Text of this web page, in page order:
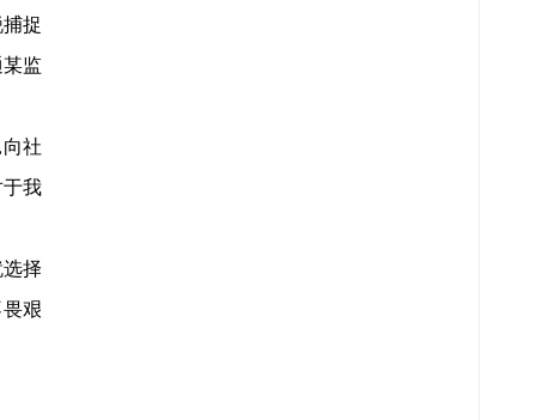
捉
监
社
于我
择
艰